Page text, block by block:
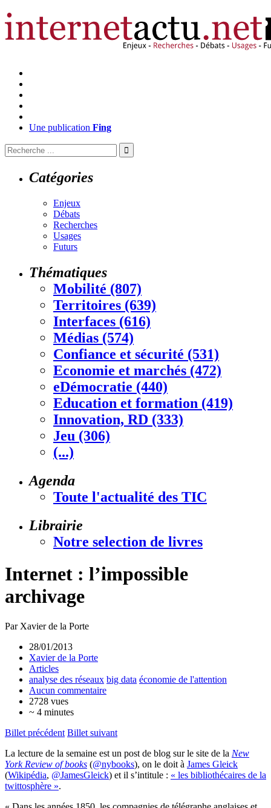
Une publication Fing
Catégories
Enjeux
Débats
Recherches
Usages
Futurs
Thématiques
Mobilité (807)
Territoires (639)
Interfaces (616)
Médias (574)
Confiance et sécurité (531)
Economie et marchés (472)
eDémocratie (440)
Education et formation (419)
Innovation, RD (333)
Jeu (306)
(...)
Agenda
Toute l'actualité des TIC
Librairie
Notre selection de livres
Internet : l’impossible
archivage
Par Xavier de la Porte
28/01/2013
Xavier de la Porte
Articles
analyse des réseaux big data économie de l'attention
Aucun commentaire
2728 vues
~ 4 minutes
Billet précédent Billet suivant
La lecture de la semaine est un post de blog sur le site de la New
York Review of books (@nybooks), on le doit à James Gleick
(Wikipédia, @JamesGleick) et il s’intitule : « les bibliothécaires de la
twittosphère ».